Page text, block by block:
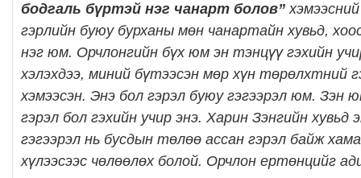
бодгаль бүртэй нэг чанарт болов”
гэрлийн буюу бурханы мөн чанартайн хувьд,
нэг юм. Орчлонгийн бүх юм эн тэнцүү гэхийн
хэлэхдээ, миний бүтээсэн мөр хүн төрөлхтний
хэмээсэн. Энэ бол гэрэл буюу гэгээрэл юм. Зэн
гэрэл бол гэхийн учир энэ. Харин Зэнгийн хувьд
гэгээрэл нь бусдын төлөө ассан гэрэл байж
хүлээсээс чөлөөлөх болой. Орчлон ертөнцийг